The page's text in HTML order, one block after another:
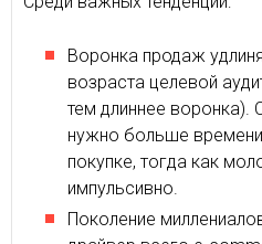
Воронка продаж
возраста целевой
тем длиннее
нужно больше
покупке, тогда как
импульсивно.
Поколение